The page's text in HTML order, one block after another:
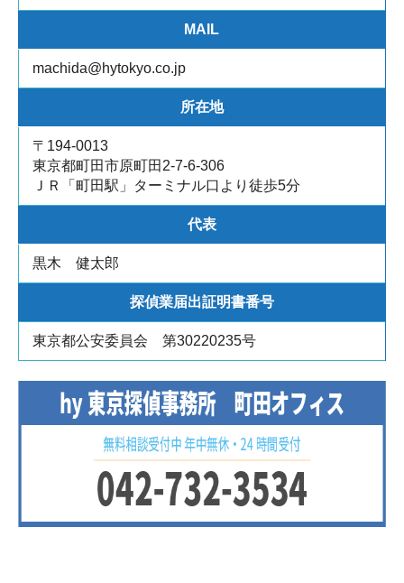
MAIL
machida@hytokyo.co.jp
所在地
〒194-0013
東京都町田市原町田2-7-6-306
ＪＲ「町田駅」ターミナル口より徒歩5分
代表
黒木 健太郎
探偵業届出証明書番号
東京都公安委員会 第30220235号